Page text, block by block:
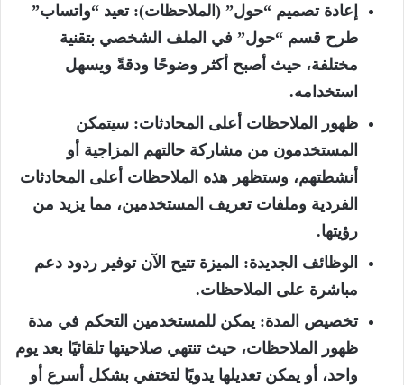
إعادة تصميم “حول” (الملاحظات): تعيد “واتساب”
طرح قسم “حول” في الملف الشخصي بتقنية
مختلفة، حيث أصبح أكثر وضوحًا ودقةً ويسهل
استخدامه.
ظهور الملاحظات أعلى المحادثات: سيتمكن
المستخدمون من مشاركة حالتهم المزاجية أو
أنشطتهم، وستظهر هذه الملاحظات أعلى المحادثات
الفردية وملفات تعريف المستخدمين، مما يزيد من
رؤيتها.
الوظائف الجديدة: الميزة تتيح الآن توفير ردود دعم
مباشرة على الملاحظات.
تخصيص المدة: يمكن للمستخدمين التحكم في مدة
ظهور الملاحظات، حيث تنتهي صلاحيتها تلقائيًا بعد يوم
واحد، أو يمكن تعديلها يدويًا لتختفي بشكل أسرع أو